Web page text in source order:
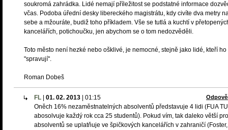
soukromá zahrádka. Lidé nemají příležitost se podstatné informace
včas. Podoba úřední desky libereckého magistrátu, kdy civíte dva metry
sebe a mžouráte, budiž toho příkladem. Vše se tutlá a kuchtí v
kancelářích, potichoučku, jen abychom se o tom nedozvěděli.
Toto město není hezké nebo ošklivé, je nemocné, stejně jako lidé, kteří ho
"spravují".
Roman Dobeš
FL 01. 02. 2013 01:15
Oněch 16% nezaměstnatelných absolventů představuje 4 lidi (FUA TU
abosolvuje každý rok cca 25 studentů). Pokud vím, tak daleko větší
absolventů se uplatňuje ve špičkových kancelářích v zahraničí (Foster,